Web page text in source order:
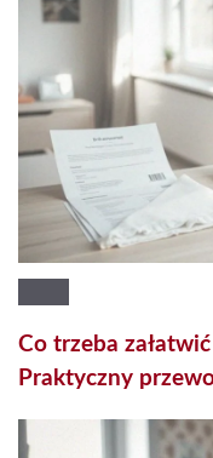
Co trzeba
Praktyczny